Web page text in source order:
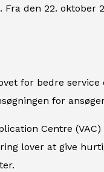
den 22. oktober
for bedre
for
Centre
lover at give